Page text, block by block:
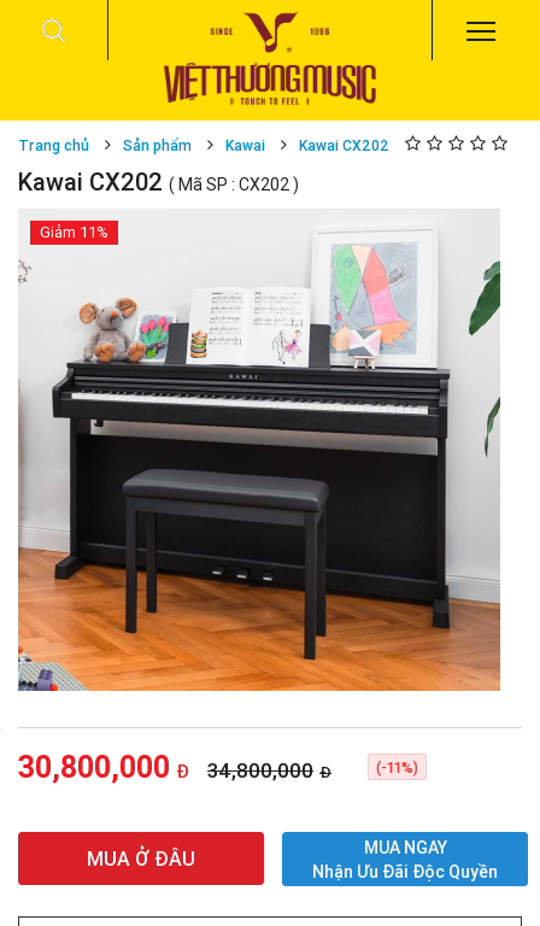
Trang chủ Sản phẩm Kawai Kawai CX202
Kawai CX202 ( Mã SP : CX202 )
Giảm 11%
30,800,000 Đ 34,800,000 Đ (-11%)
MUA Ở ĐÂU
MUA NGAY
Nhận Ưu Đãi Độc Quyền